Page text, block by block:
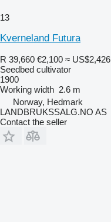
13
Kverneland Futura
R 39,660 €2,100 ≈ US$2,426
Seedbed cultivator
1900
Working width 2.6 m
Norway, Hedmark
LANDBRUKSSALG.NO AS
Contact the seller